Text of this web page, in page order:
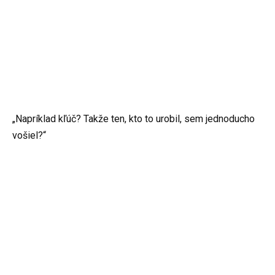
„Napríklad kľúč? Takže ten, kto to urobil, sem jednoducho
vošiel?“